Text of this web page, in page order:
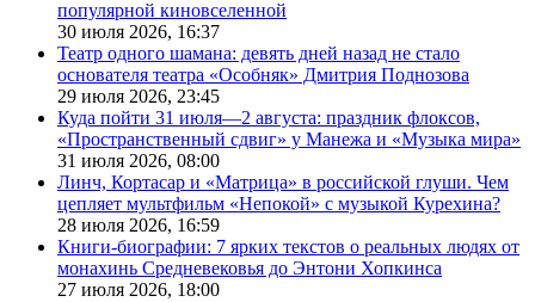
популярной киновселенной
30 июля 2026, 16:37
Театр одного шамана: девять дней назад не стало
основателя театра «Особняк» Дмитрия Поднозова
29 июля 2026, 23:45
Куда пойти 31 июля—2 августа: праздник флоксов,
«Пространственный сдвиг» у Манежа и «Музыка мира»
31 июля 2026, 08:00
Линч, Кортасар и «Матрица» в российской глуши. Чем
цепляет мультфильм «Непокой» с музыкой Курехина?
28 июля 2026, 16:59
Книги-биографии: 7 ярких текстов о реальных людях от
монахинь Средневековья до Энтони Хопкинса
27 июля 2026, 18:00